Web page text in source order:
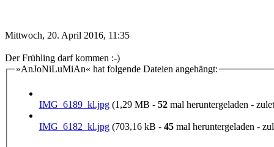
Mittwoch, 20. April 2016, 11:35
Der Frühling darf kommen :-)
»AnJoNiLuMiAn« hat folgende Dateien angehängt:
IMG_6189_kl.jpg (1,29 MB - 52 mal heruntergeladen -
IMG_6182_kl.jpg (703,16 kB - 45 mal heruntergeladen -